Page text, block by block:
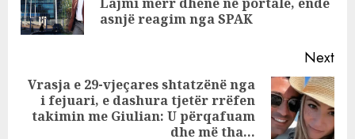
‘Dance Albania’
asnjë reagim nga SPAK
Next
Next
post:
Vrasja e 29-vjeçares shtatzënë nga
i fejuari, e dashura tjetër rrëfen
takimin me Giulian: U përqafuam
dhe më tha…